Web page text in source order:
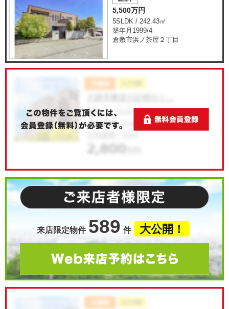
5,500万円
5SLDK / 242.43㎡
築年月1999/4
倉敷市浜ノ茶屋２丁目
来店限定物件 589 件 大公開！